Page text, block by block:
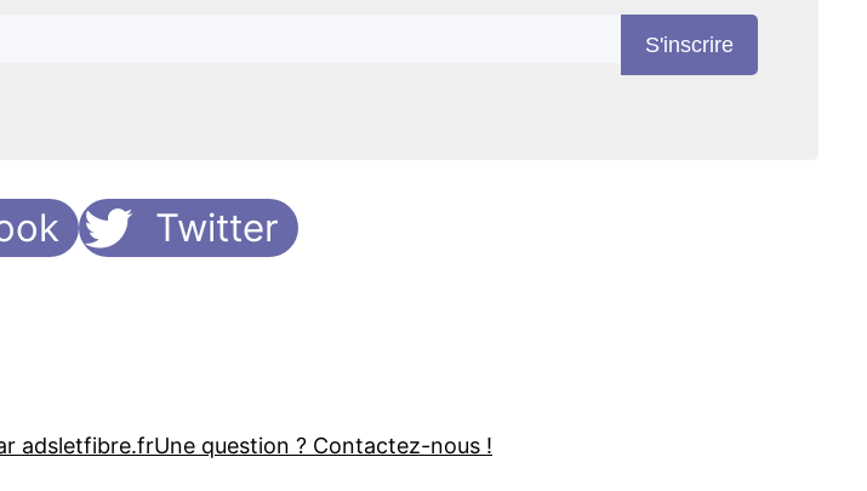
S'inscrire
Twitter
adsletfibre.frUne question ? Contactez-nous !